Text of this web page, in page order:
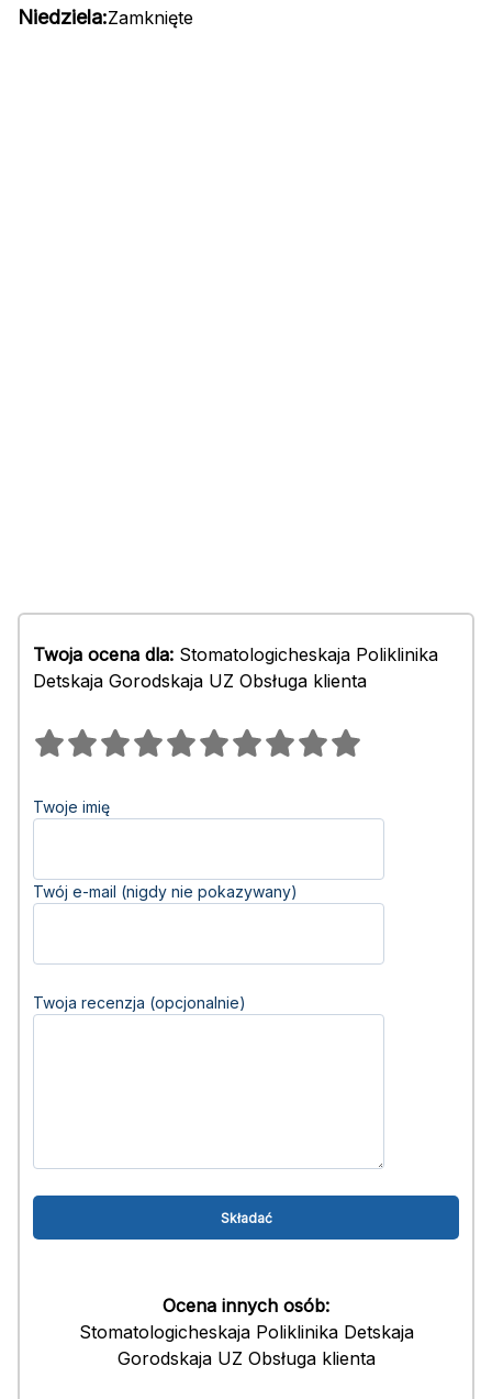
Niedziela:Zamknięte
Twoja ocena dla: Stomatologicheskaja Poliklinika
Detskaja Gorodskaja UZ Obsługa klienta
Twoje imię
Twój e-mail (nigdy nie pokazywany)
Twoja recenzja (opcjonalnie)
Ocena innych osób:
Stomatologicheskaja Poliklinika Detskaja
Gorodskaja UZ Obsługa klienta